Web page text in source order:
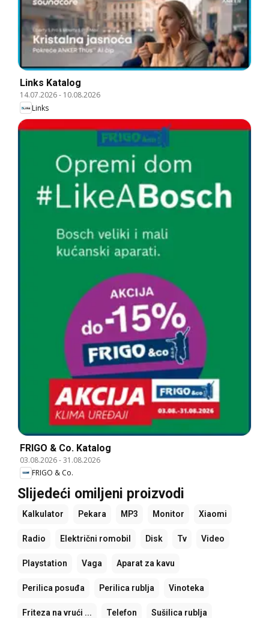
Links Katalog
14.07.2026- 10.08.2026
Links
FRIGO & Co. Katalog
03.08.2026-31.08.2026
FRIGO & Co.
Slijedeći omiljeni proizvodi
Kalkulator Pekara MP3 Monitor Xiaomi
Radio Električni romobil Disk Tv Video
Playstation Vaga Aparat za kavu
Perilica posuđa Perilica rublja Vinoteka
Friteza na vrući ... Telefon Sušilica rublja